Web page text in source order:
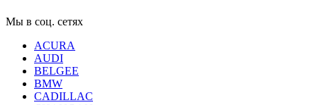
Мы в соц. сетях
ACURA
AUDI
BELGEE
BMW
CADILLAC